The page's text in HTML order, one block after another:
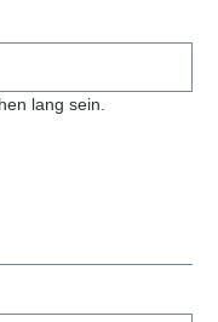
lang sein.